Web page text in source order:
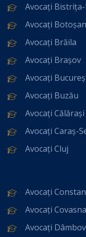
Avocați
Avocați
Avocați Brăila
Avocați Brașov
Avocați
Avocați Buzău
Avocați Călărași
Avocați Caraș-
Avocați Cluj
Avocați
Avocați Covasna
Avocați